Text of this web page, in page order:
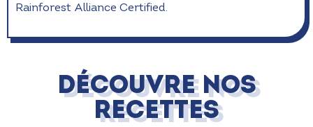
Rainforest Alliance Certified.
DÉCOUVRE NOS
RECETTES